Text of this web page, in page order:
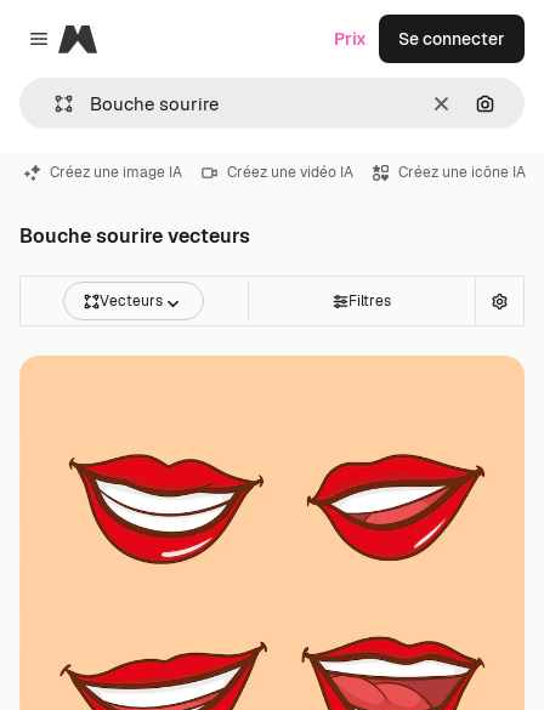
Close menu
Magnific
Effacer
Prix Se connecter
Créez une image IA Créez une vidéo IA Créez une icône IA
Bouche sourire vecteurs
Vecteurs Filtres